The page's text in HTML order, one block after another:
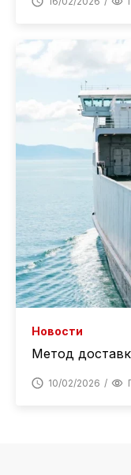
Новости
Метод
10/02/2026